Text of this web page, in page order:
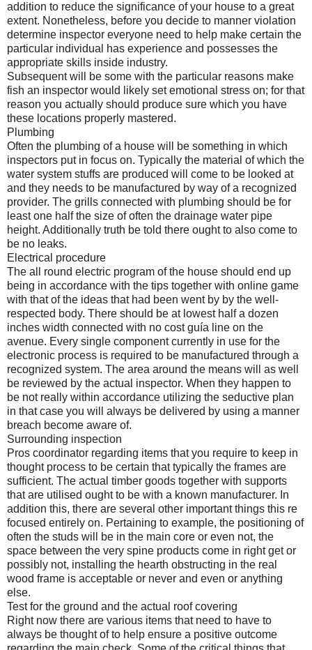
addition to reduce the significance of your house to a great
extent. Nonetheless, before you decide to manner violation
determine inspector everyone need to help make certain the
particular individual has experience and possesses the
appropriate skills inside industry.
Subsequent will be some with the particular reasons make
fish an inspector would likely set emotional stress on; for that
reason you actually should produce sure which you have
these locations properly mastered.
Plumbing
Often the plumbing of a house will be something in which
inspectors put in focus on. Typically the material of which the
water system stuffs are produced will come to be looked at
and they needs to be manufactured by way of a recognized
provider. The grills connected with plumbing should be for
least one half the size of often the drainage water pipe
height. Additionally truth be told there ought to also come to
be no leaks.
Electrical procedure
The all round electric program of the house should end up
being in accordance with the tips together with online game
with that of the ideas that had been went by by the well-
respected body. There should be at lowest half a dozen
inches width connected with no cost guía line on the
avenue. Every single component currently in use for the
electronic process is required to be manufactured through a
recognized system. The area around the means will as well
be reviewed by the actual inspector. When they happen to
be not really within accordance utilizing the seductive plan
in that case you will always be delivered by using a manner
breach become aware of.
Surrounding inspection
Pros coordinator regarding items that you require to keep in
thought process to be certain that typically the frames are
sufficient. The actual timber goods together with supports
that are utilised ought to be with a known manufacturer. In
addition this, there are several other important things this re
focused entirely on. Pertaining to example, the positioning of
often the studs will be in the main core or even not, the
space between the very spine products come in right get or
possibly not, installing the hearth obstructing in the real
wood frame is acceptable or never and even or anything
else.
Test for the ground and the actual roof covering
Right now there are various items that need to have to
always be thought of to help ensure a positive outcome